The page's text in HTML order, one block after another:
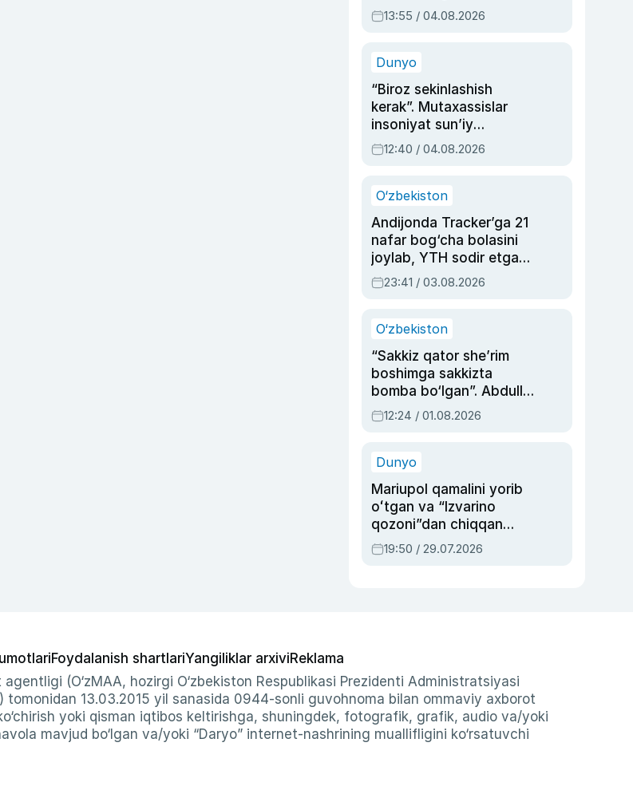
dublyaj ustasi Rimma
Ahmedovaning
13:55 / 04.08.2026
Dunyo
“Biroz sekinlashish
kerak”. Mutaxassislar
insoniyat sun’iy
intellektni boshqara
olmay qolishidan xavotir
12:40 / 04.08.2026
O‘zbekiston
Andijonda Tracker’ga 21
nafar bog‘cha bolasini
joylab, YTH sodir etgan
ayolga sud hukmi o‘qildi
23:41 / 03.08.2026
O‘zbekiston
“Sakkiz qator she’rim
boshimga sakkizta
bomba bo‘lgan”. Abdulla
Oripovni siyosiy
ayblovlardan asrab
12:24 / 01.08.2026
Dunyo
Mariupol qamalini yorib
oʻtgan va “Izvarino
qozoni”dan chiqqan
qahramon — Ukraina
armiyasi bosh
19:50 / 29.07.2026
Foydalanish shartlariYangiliklar arxiviReklama
(O‘zMAA, hozirgi O‘zbekiston Respublikasi Prezidenti Administratsiyasi
13.03.2015 yil sanasida 0944-sonli guvohnoma bilan ommaviy axborot
yoki qisman iqtibos keltirishga, shuningdek, fotografik, grafik, audio va/yoki
mavjud bo‘lgan va/yoki “Daryo” internet-nashrining muallifligini ko‘rsatuvchi